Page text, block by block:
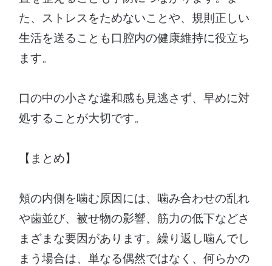
た、ストレスをためないことや、規則正しい
生活を送ることも口腔内の健康維持に役立ち
ます。
口の中の小さな違和感も見逃さず、早めに対
処することが大切です。
【まとめ】
頬の内側を噛む原因には、噛み合わせの乱れ
や歯並び、被せ物の影響、筋力の低下などさ
まざまな要因があります。繰り返し噛んでし
まう場合は、単なる偶然ではなく、何らかの